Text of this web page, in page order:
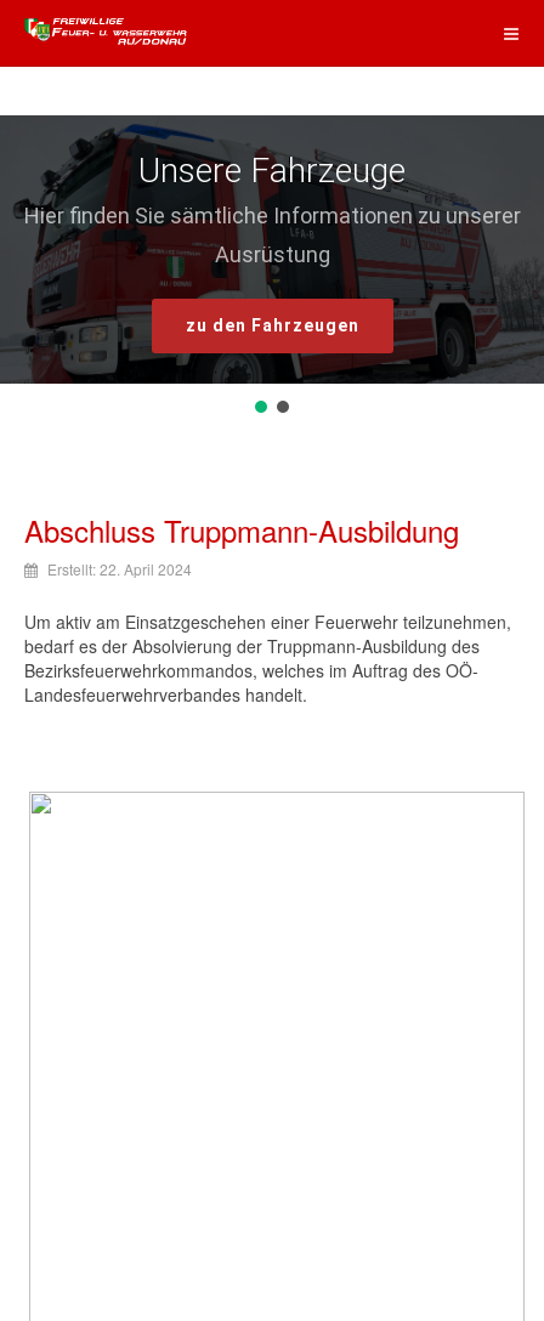
Unsere Fahrzeuge
Hier finden Sie sämtliche Informationen zu unserer
Ausrüstung
zu den Fahrzeugen
Abschluss Truppmann-Ausbildung
Erstellt: 22. April 2024
Um aktiv am Einsatzgeschehen einer Feuerwehr teilzunehmen,
bedarf es der Absolvierung der Truppmann-Ausbildung des
Bezirksfeuerwehrkommandos, welches im Auftrag des OÖ-
Landesfeuerwehrverbandes handelt.